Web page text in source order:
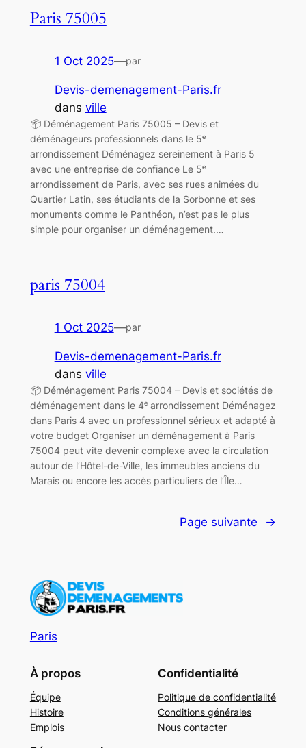
Paris 75005
1 Oct 2025—par
Devis-demenagement-Paris.fr
dans ville
📦 Déménagement Paris 75005 – Devis et
déménageurs professionnels dans le 5ᵉ
arrondissement Déménagez sereinement à Paris 5
avec une entreprise de confiance Le 5ᵉ
arrondissement de Paris, avec ses rues animées du
Quartier Latin, ses étudiants de la Sorbonne et ses
monuments comme le Panthéon, n’est pas le plus
simple pour organiser un déménagement.…
paris 75004
1 Oct 2025—par
Devis-demenagement-Paris.fr
dans ville
📦 Déménagement Paris 75004 – Devis et sociétés de
déménagement dans le 4ᵉ arrondissement Déménagez
dans Paris 4 avec un professionnel sérieux et adapté à
votre budget Organiser un déménagement à Paris
75004 peut vite devenir complexe avec la circulation
autour de l’Hôtel-de-Ville, les immeubles anciens du
Marais ou encore les accès particuliers de l’Île…
Page suivante →
Paris
À propos
Équipe
Histoire
Emplois
Confidentialité
Politique de confidentialité
Conditions générales
Nous contacter